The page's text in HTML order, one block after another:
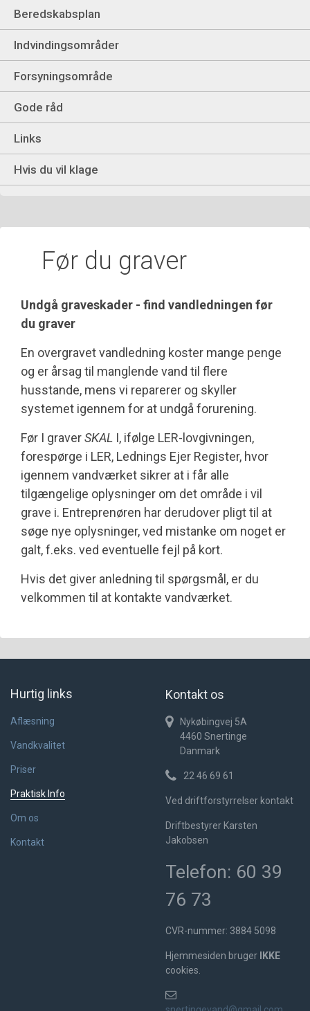
Beredskabsplan
Indvindingsområder
Forsyningsområde
Gode råd
Links
Hvis du vil klage
Før du graver
Undgå graveskader - find vandledningen før
du graver
En overgravet vandledning koster mange penge
og er årsag til manglende vand til flere
husstande, mens vi reparerer og skyller
systemet igennem for at undgå forurening.
Før I graverSKAL I, ifølge LER-lovgivningen,
forespørge i LER, Lednings Ejer Register, hvor
igennem vandværket sikrer at i får alle
tilgængelige oplysninger om det område i vil
grave i. Entreprenøren har derudover pligt til at
søge nye oplysninger, ved mistanke om noget er
galt, f.eks. ved eventuelle fejl på kort.
Hvis det giver anledning til spørgsmål, er du
velkommen til at kontakte vandværket.
Hurtig links
Aflæsning
Vandkvalitet
Priser
Praktisk Info
Om os
Kontakt
Kontakt os
Nykøbingvej 5A
4460 Snertinge
Danmark
22 46 69 61
Ved driftforstyrrelser kontakt
Driftbestyrer Karsten
Jakobsen
Telefon: 60 39
76 73
CVR-nummer: 3884 5098
Hjemmesiden bruger
IKKE
cookies.